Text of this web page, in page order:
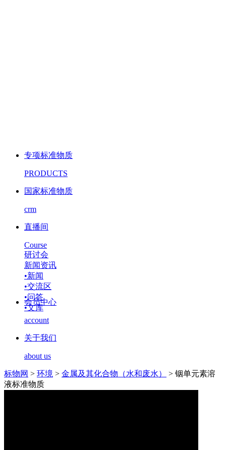
专项标准物质
PRODUCTS
国家标准物质
crm
直播间
Course
研讨会
新闻资讯
•新闻
•交流区
•问答
•文库
会员中心
account
关于我们
about us
标物网 > 环境 > 金属及其化合物（水和废水） > 铟单元素溶
液标准物质